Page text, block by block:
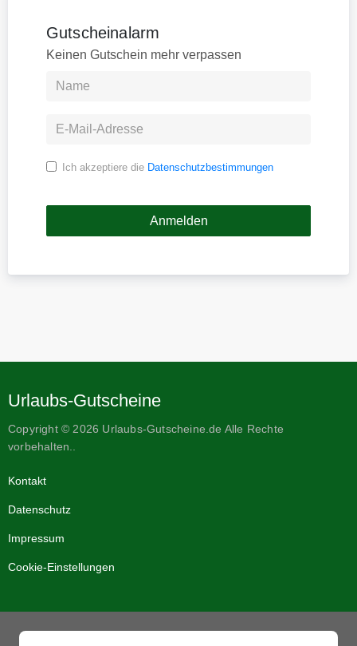
Gutscheinalarm
Keinen Gutschein mehr verpassen
Ich akzeptiere die Datenschutzbestimmungen
Urlaubs-Gutscheine
Copyright © 2026 Urlaubs-Gutscheine.de Alle Rechte
vorbehalten..
Kontakt
Datenschutz
Impressum
Cookie-Einstellungen